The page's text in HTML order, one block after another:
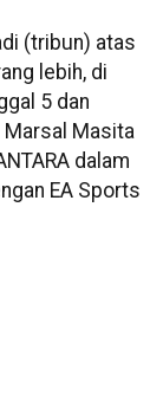
(tribun) atas
lebih, di
5 dan
Marsal Masita
dalam
EA Sports